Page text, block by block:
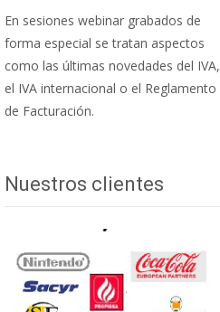
En sesiones webinar grabados de
forma especial se tratan aspectos
como las últimas novedades del IVA,
el IVA internacional o el Reglamento
de Facturación.
Nuestros clientes